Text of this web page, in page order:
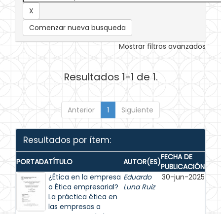
Comenzar nueva busqueda
Mostrar filtros avanzados
Resultados 1-1 de 1.
Anterior 1 Siguiente
Resultados por ítem:
PORTADATÍTULO AUTOR(ES)FECHA DE
PUBLICACIÓN
¿Ética en la empresa
o Ética empresarial?
La práctica ética en
las empresas a
Eduardo
Luna Ruiz
30-jun-2025